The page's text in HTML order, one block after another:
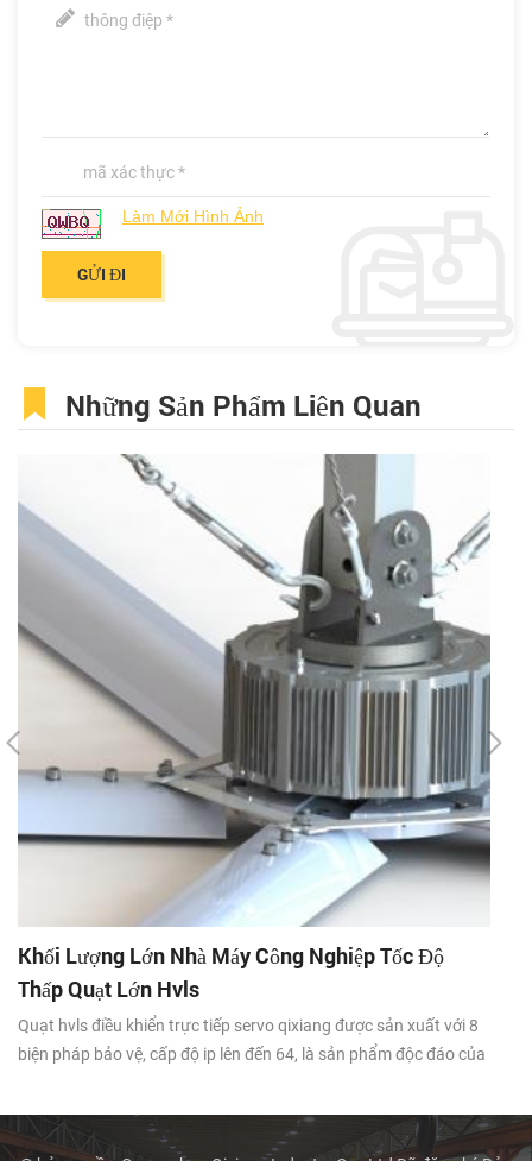
Làm Mới Hình Ảnh
Những Sản Phẩm Liên Quan
Khối Lượng Lớn Nhà Máy Công Nghiệp Tốc Độ
Thấp Quạt Lớn Hvls
Quạt hvls điều khiển trực tiếp servo qixiang được sản xuất với 8
biện pháp bảo vệ, cấp độ ip lên đến 64, là sản phẩm độc đáo của
sạch sẽ. nó là một người trợ giúp thông gió làm mát hoàn hảo
cho doanh nghiệp .